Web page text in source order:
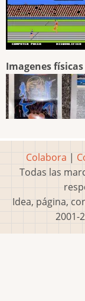
Imagenes
Colabora |
Todas las
Idea, página,
2001-